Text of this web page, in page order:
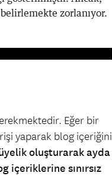
zorlanıyor.
Eğer bir
yaparak blog içeriğini
oluşturarak ayda
içeriklerine sınırsız